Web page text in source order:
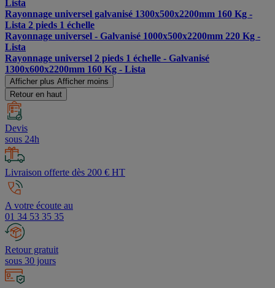
Lista
Rayonnage universel galvanisé 1300x500x2200mm 160 Kg -
Lista 2 pieds 1 échelle
Rayonnage universel - Galvanisé 1000x500x2200mm 220 Kg -
Lista
Rayonnage universel 2 pieds 1 échelle - Galvanisé
1300x600x2200mm 160 Kg - Lista
Afficher plus Afficher moins
Retour en haut
Devis
sous 24h
Livraison offerte dès 200 € HT
A votre écoute au
01 34 53 35 35
Retour gratuit
sous 30 jours